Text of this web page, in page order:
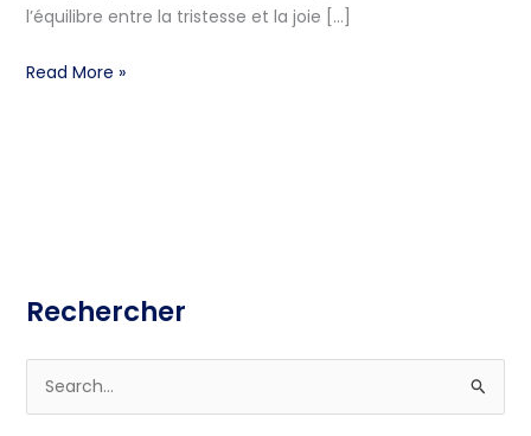
l’équilibre entre la tristesse et la joie […]
Read More »
Rechercher